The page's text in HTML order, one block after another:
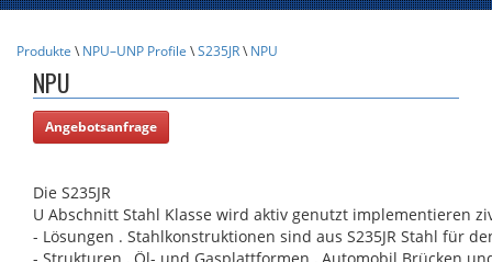
Produkte \NPU–UNP Profile \S235JR\NPU
NPU
Angebotsanfrage
Die S235JR
U Abschnitt Stahl Klasse wird aktiv genutzt implementieren
- Lösungen . Stahlkonstruktionen sind aus S235JR Stahl für